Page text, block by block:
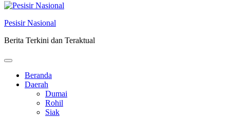
Pesisir Nasional
Berita Terkini dan Teraktual
Beranda
Daerah
Dumai
Rohil
Siak